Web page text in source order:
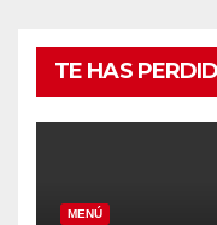
TE HAS
MENÚ